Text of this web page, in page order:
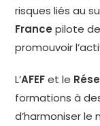
risques liés au
France pilote
promouvoir
L’AFEFet le
formations à
d’harmoniser